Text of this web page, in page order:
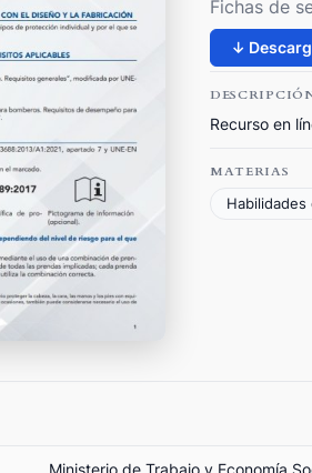
Fichas de
↓
Recurso en
MATERIAS
Ministerio de Trabajo y Economía